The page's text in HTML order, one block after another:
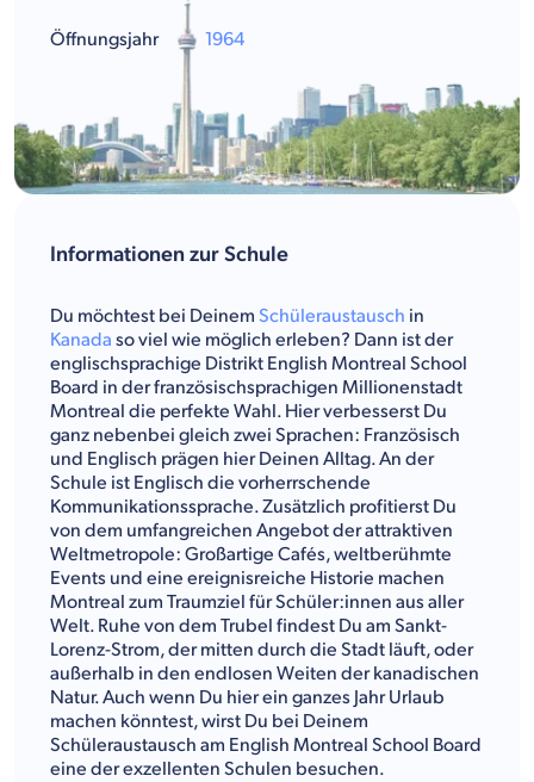
Informationen zur Schule
Du möchtest bei Deinem Schüleraustausch in
Kanada so viel wie möglich erleben? Dann ist der
englischsprachige Distrikt English Montreal School
Board in der französischsprachigen Millionenstadt
Montreal die perfekte Wahl. Hier verbesserst Du
ganz nebenbei gleich zwei Sprachen: Französisch
und Englisch prägen hier Deinen Alltag. An der
Schule ist Englisch die vorherrschende
Kommunikationssprache. Zusätzlich profitierst Du
von dem umfangreichen Angebot der attraktiven
Weltmetropole: Großartige Cafés, weltberühmte
Events und eine ereignisreiche Historie machen
Montreal zum Traumziel für Schüler:innen aus aller
Welt. Ruhe von dem Trubel findest Du am Sankt-
Lorenz-Strom, der mitten durch die Stadt läuft, oder
außerhalb in den endlosen Weiten der kanadischen
Natur. Auch wenn Du hier ein ganzes Jahr Urlaub
machen könntest, wirst Du bei Deinem
Schüleraustausch am English Montreal School Board
eine der exzellenten Schulen besuchen.
Öffnungsjahr 1964